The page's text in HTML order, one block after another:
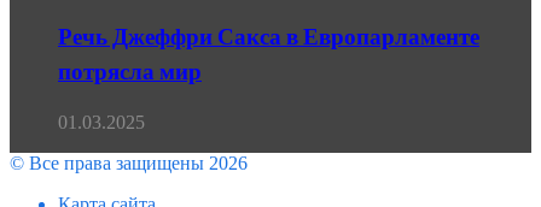
Речь Джеффри Сакса в Европарламенте
потрясла мир
01.03.2025
© Все права защищены 2026